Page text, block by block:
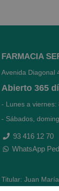
FARMACIA
Avenida Diagonal
Abierto 365
- Lunes a viernes:
- Sábados,
93 416 12 70
WhatsApp
Titular: Juan